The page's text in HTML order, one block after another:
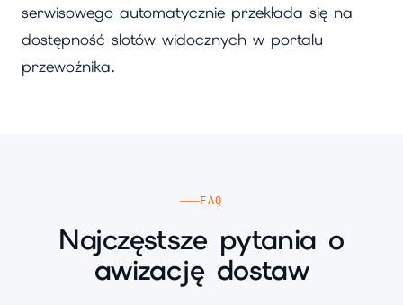
serwisowego automatycznie przekłada się na
dostępność slotów widocznych w portalu
przewoźnika.
FAQ
Najczęstsze pytania o
awizację dostaw